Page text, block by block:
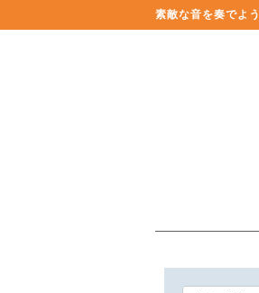
素敵な音を奏でよう